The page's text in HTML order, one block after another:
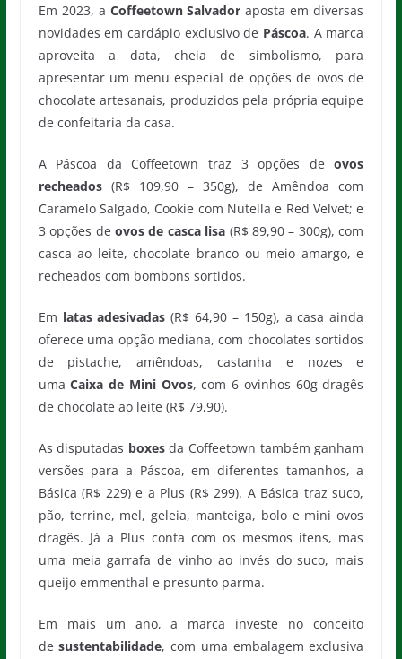
Em 2023, a Coffeetown Salvador aposta em diversas
novidades em cardápio exclusivo de Páscoa. A marca
aproveita a data, cheia de simbolismo, para
apresentar um menu especial de opções de ovos de
chocolate artesanais, produzidos pela própria equipe
de confeitaria da casa.
A Páscoa da Coffeetown traz 3 opções deovos
recheados(R$ 109,90 – 350g), de Amêndoa com
Caramelo Salgado, Cookie com Nutella e Red Velvet; e
3 opções de ovos de casca lisa (R$ 89,90 – 300g), com
casca ao leite, chocolate branco ou meio amargo, e
recheados com bombons sortidos.
Em latas adesivadas (R$ 64,90 – 150g), a casa ainda
oferece uma opção mediana, com chocolates sortidos
de pistache, amêndoas, castanha e nozes e
umaCaixa de Mini Ovos, com 6 ovinhos 60g dragês
de chocolate ao leite (R$ 79,90).
As disputadas boxesda Coffeetown também ganham
versões para a Páscoa, em diferentes tamanhos, a
Básica (R$ 229) e a Plus (R$ 299). A Básica traz suco,
pão, terrine, mel, geleia, manteiga, bolo e mini ovos
dragês. Já a Plus conta com os mesmos itens, mas
uma meia garrafa de vinho ao invés do suco, mais
queijo emmenthal e presunto parma.
Em mais um ano, a marca investe no conceito
desustentabilidade, com uma embalagem exclusiva